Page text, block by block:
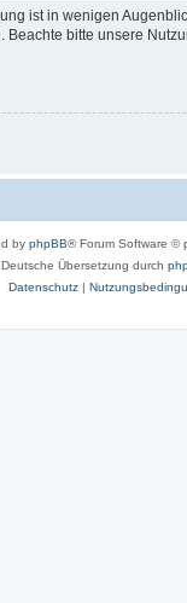
ist in wenigen
bitte unsere
by phpBB® Forum Software ©
Deutsche Übersetzung durch
Datenschutz|